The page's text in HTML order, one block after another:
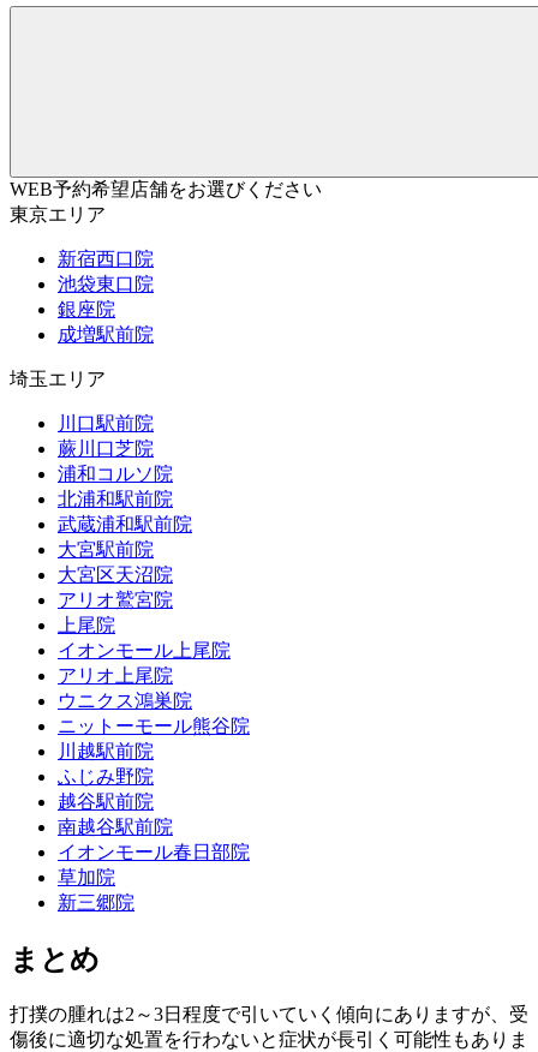
WEB予約希望店舗をお選びください
東京エリア
新宿西口院
池袋東口院
銀座院
成増駅前院
埼玉エリア
川口駅前院
蕨川口芝院
浦和コルソ院
北浦和駅前院
武蔵浦和駅前院
大宮駅前院
大宮区天沼院
アリオ鷲宮院
上尾院
イオンモール上尾院
アリオ上尾院
ウニクス鴻巣院
ニットーモール熊谷院
川越駅前院
ふじみ野院
越谷駅前院
南越谷駅前院
イオンモール春日部院
草加院
新三郷院
まとめ
打撲の腫れは2～3日程度で引いていく傾向にありますが、受
傷後に適切な処置を行わないと症状が長引く可能性もありま